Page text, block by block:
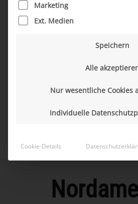
9 Länder I 3
Marketing
Ext. Medien
Speichern
Alle
Nur wesentliche Cookies
Individuelle
Cookie-Details